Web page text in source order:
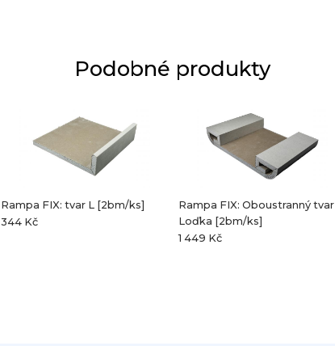
Podobné produkty
Rampa FIX: tvar L [2bm/ks]
344 Kč
Rampa FIX: Oboustranný tvar
Loďka [2bm/ks]
1 449 Kč